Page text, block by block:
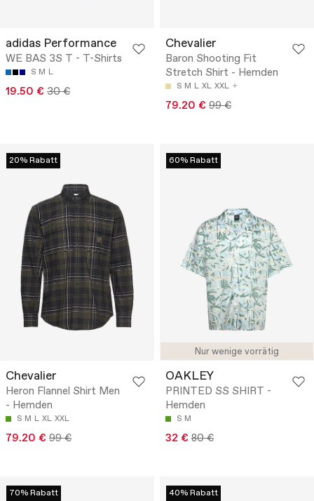
adidas Performance
WE BAS 3S T - T-Shirts
S M L
19.50 € 30 €
Chevalier
Baron Shooting Fit
Stretch Shirt - Hemden
S M L XL XXL
79.20 € 99 €
20% Rabatt
Chevalier
Heron Flannel Shirt Men
- Hemden
S M L XL XXL
79.20 € 99 €
Nur wenige vorrätig
60% Rabatt
OAKLEY
PRINTED SS SHIRT -
Hemden
S M
32 € 80 €
70% Rabatt 40% Rabatt